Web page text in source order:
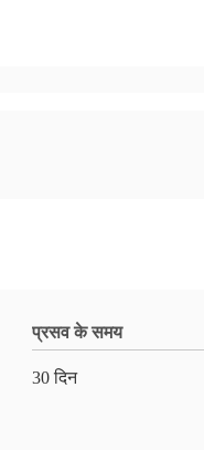
प्रसव के समय
30 दिन